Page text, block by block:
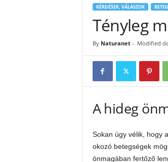
KÉRDÉSEK, VÁLASZOK
Tényleg
By Naturanet- Modified
A hideg
Sokan úgy vélik, hogy
okozó betegségek
önmagában fertőző